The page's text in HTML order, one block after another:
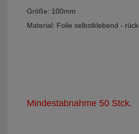
Größe: 100mm
Material: Folie selbstklebend -
Mindestabnahme 50 Stck.